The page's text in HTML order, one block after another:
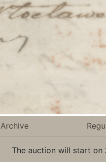
Archive
The auction will start on